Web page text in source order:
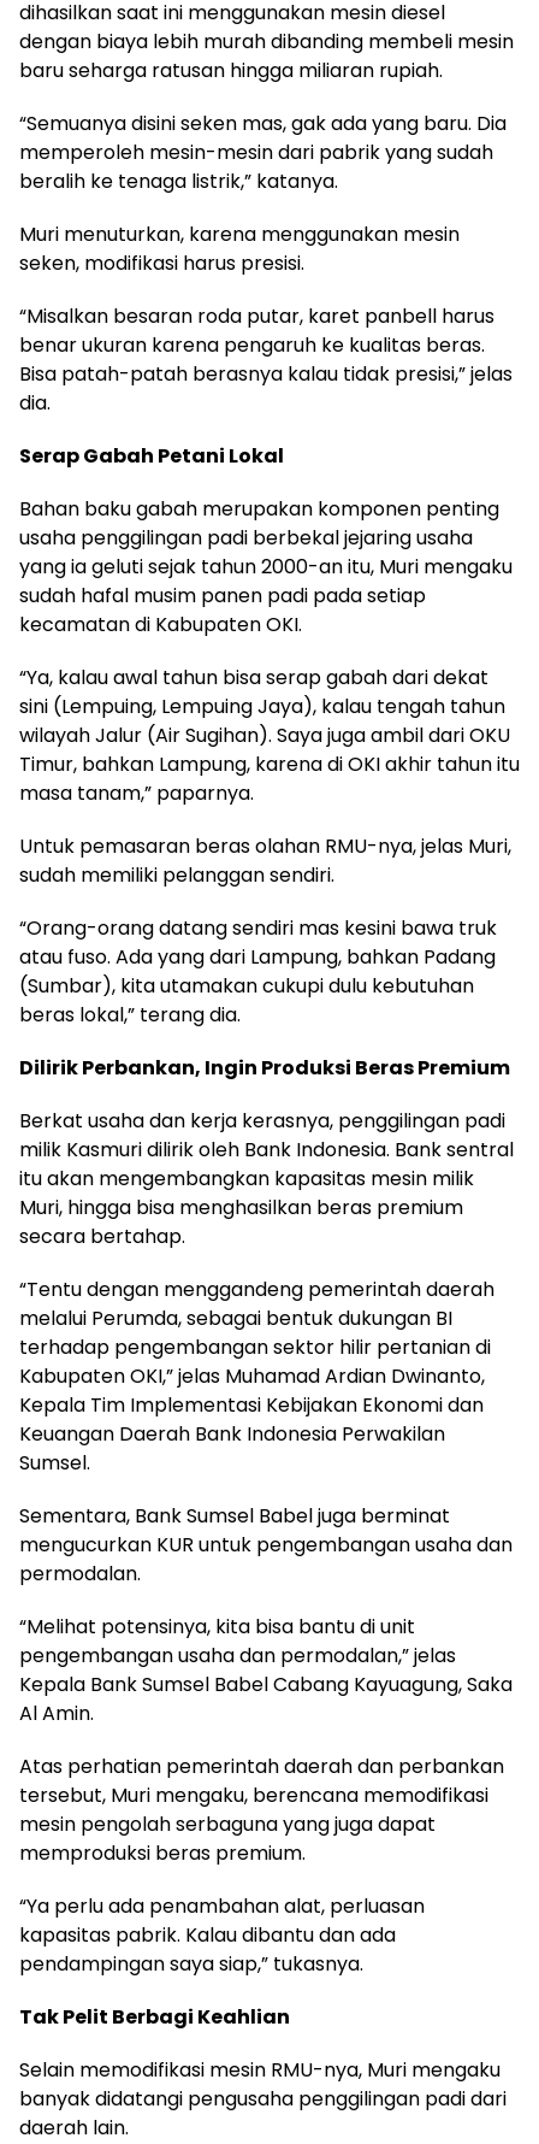
dihasilkan saat ini menggunakan mesin diesel
dengan biaya lebih murah dibanding membeli mesin
baru seharga ratusan hingga miliaran rupiah.
“Semuanya disini seken mas, gak ada yang baru. Dia
memperoleh mesin-mesin dari pabrik yang sudah
beralih ke tenaga listrik,” katanya.
Muri menuturkan, karena menggunakan mesin
seken, modifikasi harus presisi.
“Misalkan besaran roda putar, karet panbell harus
benar ukuran karena pengaruh ke kualitas beras.
Bisa patah-patah berasnya kalau tidak presisi,” jelas
dia.
Serap Gabah Petani Lokal
Bahan baku gabah merupakan komponen penting
usaha penggilingan padi berbekal jejaring usaha
yang ia geluti sejak tahun 2000-an itu, Muri mengaku
sudah hafal musim panen padi pada setiap
kecamatan di Kabupaten OKI.
“Ya, kalau awal tahun bisa serap gabah dari dekat
sini (Lempuing, Lempuing Jaya), kalau tengah tahun
wilayah Jalur (Air Sugihan). Saya juga ambil dari OKU
Timur, bahkan Lampung, karena di OKI akhir tahun itu
masa tanam,” paparnya.
Untuk pemasaran beras olahan RMU-nya, jelas Muri,
sudah memiliki pelanggan sendiri.
“Orang-orang datang sendiri mas kesini bawa truk
atau fuso. Ada yang dari Lampung, bahkan Padang
(Sumbar), kita utamakan cukupi dulu kebutuhan
beras lokal,” terang dia.
Dilirik Perbankan, Ingin Produksi Beras Premium
Berkat usaha dan kerja kerasnya, penggilingan padi
milik Kasmuri dilirik oleh Bank Indonesia. Bank sentral
itu akan mengembangkan kapasitas mesin milik
Muri, hingga bisa menghasilkan beras premium
secara bertahap.
“Tentu dengan menggandeng pemerintah daerah
melalui Perumda, sebagai bentuk dukungan BI
terhadap pengembangan sektor hilir pertanian di
Kabupaten OKI,” jelas Muhamad Ardian Dwinanto,
Kepala Tim Implementasi Kebijakan Ekonomi dan
Keuangan Daerah Bank Indonesia Perwakilan
Sumsel.
Sementara, Bank Sumsel Babel juga berminat
mengucurkan KUR untuk pengembangan usaha dan
permodalan.
“Melihat potensinya, kita bisa bantu di unit
pengembangan usaha dan permodalan,” jelas
Kepala Bank Sumsel Babel Cabang Kayuagung, Saka
Al Amin.
Atas perhatian pemerintah daerah dan perbankan
tersebut, Muri mengaku, berencana memodifikasi
mesin pengolah serbaguna yang juga dapat
memproduksi beras premium.
“Ya perlu ada penambahan alat, perluasan
kapasitas pabrik. Kalau dibantu dan ada
pendampingan saya siap,” tukasnya.
Tak Pelit Berbagi Keahlian
Selain memodifikasi mesin RMU-nya, Muri mengaku
banyak didatangi pengusaha penggilingan padi dari
daerah lain.